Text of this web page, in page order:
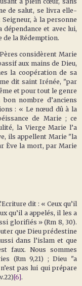
de salut, se livra elle-
à la personne
et avec lui,
de la Rédemption.
considèrent Marie
aux mains de Dieu,
la coopération de sa
dit saint Irénée, "par
et pour tout le genre
nombre d’anciens
: « Le nœud dû à la
de Marie ; ce
la Vierge Marie l’a
ils appellent Marie "la
Ève la mort, par Marie
dit : « Ceux qu’il
qu’il a appelés, il les a
glorifiés » (Rm 8, 30).
que Dieu prédestine
dans l’islam et que
faux. Nous sommes
(Rm 9,21) ; Dieu "a
pas lui qui prépare
[6].